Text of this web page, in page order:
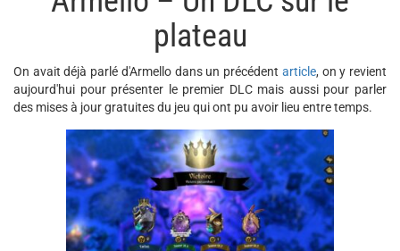
plateau
On avait déjà parlé d'Armello dans un précédent article, on y revient
aujourd'hui pour présenter le premier DLC mais aussi pour parler
des mises à jour gratuites du jeu qui ont pu avoir lieu entre temps.